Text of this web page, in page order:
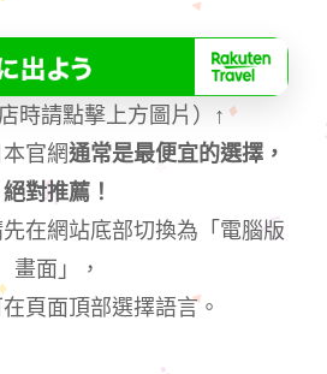
時請點擊上方圖片） ↑
官網通常是最便宜的選擇，
絕對推薦！
在網站底部切換為「電腦版
畫面」，
頁面頂部選擇語言。